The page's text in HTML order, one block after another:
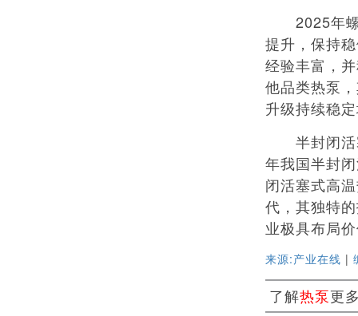
2025年螺
提升，保持
经验丰富，
他品类热泵
升级持续稳
半封闭活
年我国半封
闭活塞式高
代，其独特
业极具布局
来源:产业在线 |
了解热泵更